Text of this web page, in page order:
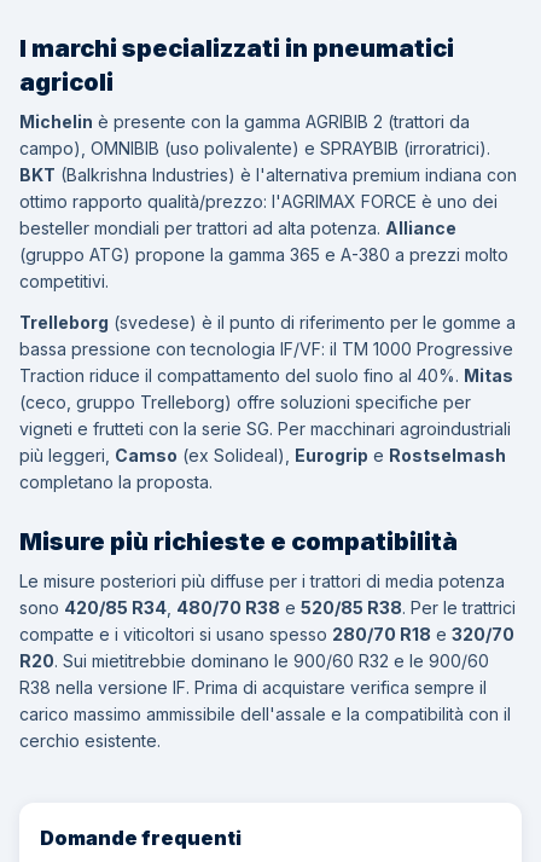
I marchi specializzati in pneumatici
agricoli
Michelin è presente con la gamma AGRIBIB 2 (trattori da
campo), OMNIBIB (uso polivalente) e SPRAYBIB (irroratrici).
BKT (Balkrishna Industries) è l'alternativa premium indiana con
ottimo rapporto qualità/prezzo: l'AGRIMAX FORCE è uno dei
besteller mondiali per trattori ad alta potenza. Alliance
(gruppo ATG) propone la gamma 365 e A-380 a prezzi molto
competitivi.
Trelleborg (svedese) è il punto di riferimento per le gomme a
bassa pressione con tecnologia IF/VF: il TM 1000 Progressive
Traction riduce il compattamento del suolo fino al 40%. Mitas
(ceco, gruppo Trelleborg) offre soluzioni specifiche per
vigneti e frutteti con la serie SG. Per macchinari agroindustriali
più leggeri, Camso (ex Solideal), Eurogrip e Rostselmash
completano la proposta.
Misure più richieste e compatibilità
Le misure posteriori più diffuse per i trattori di media potenza
sono 420/85 R34 480/70 R38 e 520/85 R38. Per le trattrici
compatte e i viticoltori si usano spesso 280/70 R18 e 320/70
R20. Sui mietitrebbie dominano le 900/60 R32 e le 900/60
R38 nella versione IF. Prima di acquistare verifica sempre il
carico massimo ammissibile dell'assale e la compatibilità con il
cerchio esistente.
Domande frequenti